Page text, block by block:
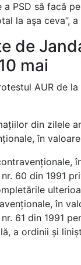
PSD să facă
la aşa ceva”,
de
mai
AUR de
din zilele
în
60 din 1991
în
61 din 1991
a ordinii și